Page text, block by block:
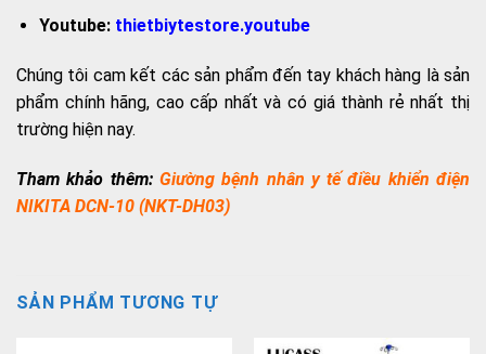
Youtube:thietbiytestore.youtube
Chúng tôi cam kết các sản phẩm đến tay khách hàng là sản
phẩm chính hãng, cao cấp nhất và có giá thành rẻ nhất thị
trường hiện nay.
Tham khảo thêm:Giường bệnh nhân y tế điều khiển điện
NIKITA DCN-10 (NKT-DH03)
SẢN PHẨM TƯƠNG TỰ